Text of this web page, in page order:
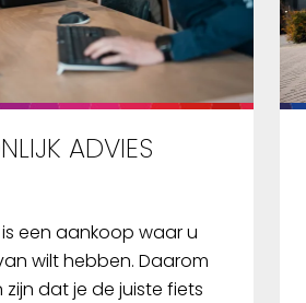
ADVIES
een aankoop waar u
wilt hebben. Daarom
zijn dat je de juiste fiets